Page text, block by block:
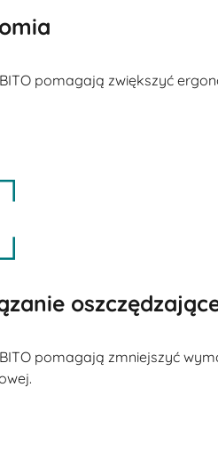
pomagają zwiększyć
pomagają zmniejszyć